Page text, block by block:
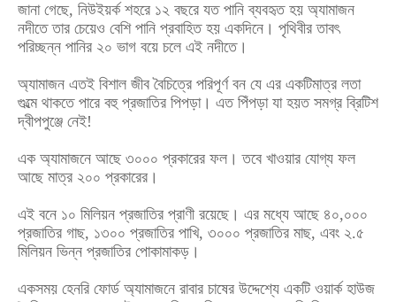
জানা গেছে, নিউইয়র্ক শহরে ১২ বছরে যত পানি ব্যবহৃত হয় অ্যামাজন
নদীতে তার চেয়েও বেশি পানি প্রবাহিত হয় একদিনে। পৃথিবীর তাবৎ
পরিচ্ছন্ন পানির ২০ ভাগ বয়ে চলে এই নদীতে।
অ্যামাজন এতই বিশাল জীব বৈচিত্রে পরিপূর্ণ বন যে এর একটিমাত্র লতা
গুল্মে থাকতে পারে বহু প্রজাতির পিপড়া। এত পিঁপড়া যা হয়ত সমগ্র ব্রিটিশ
দ্বীপপুঞ্জে নেই!
এক অ্যামাজনে আছে ৩০০০ প্রকারের ফল। তবে খাওয়ার যোগ্য ফল
আছে মাত্র ২০০ প্রকারের।
এই বনে ১০ মিলিয়ন প্রজাতির প্রাণী রয়েছে। এর মধ্যে আছে ৪০,০০০
প্রজাতির গাছ, ১৩০০ প্রজাতির পাখি, ৩০০০ প্রজাতির মাছ, এবং ২.৫
মিলিয়ন ভিন্ন প্রজাতির পোকামাকড়।
একসময় হেনরি ফোর্ড অ্যামাজনে রাবার চাষের উদ্দেশ্যে একটি ওয়ার্ক হাউজ